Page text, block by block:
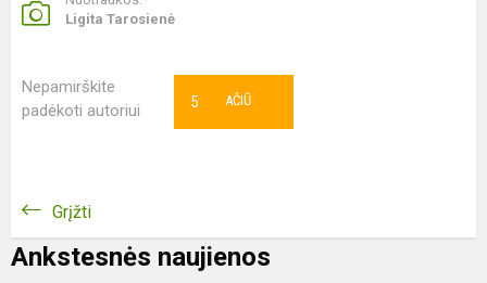
Ligita Tarosienė
Nepamirškite
padėkoti autoriui
AČIŪ
5
Grįžti
Ankstesnės naujienos